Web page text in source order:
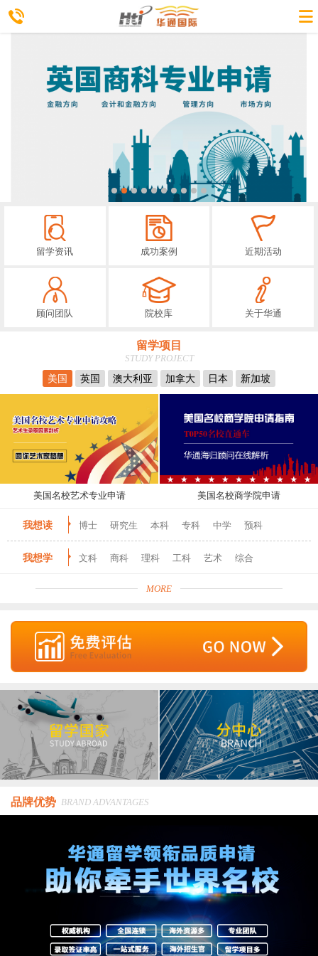
留学资讯 成功案例 近期活动
顾问团队 院校库 关于华通
留学项目
STUDY PROJECT
美国
英国 澳大利亚 加拿大 日本 新加坡
美国名校艺术专业申请 美国名校商学院申请
我想读 博士 研究生 本科 专科 中学 预科
我想学 文科 商科 理科 工科 艺术 综合
MORE
品牌优势 BRAND ADVANTAGES